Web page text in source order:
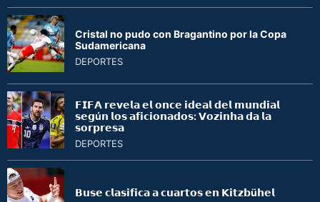
Cristal no pudo con Bragantino por la Copa
Sudamericana
DEPORTES
𝗙𝗜𝗙𝗔 𝗿𝗲𝘃𝗲𝗹𝗮 𝗲𝗹 𝗼𝗻𝗰𝗲 𝗶𝗱𝗲𝗮𝗹 𝗱𝗲𝗹 𝗺𝘂𝗻𝗱𝗶𝗮𝗹
𝘀𝗲𝗴ú𝗻 𝗹𝗼𝘀 𝗮𝗳𝗶𝗰𝗶𝗼𝗻𝗮𝗱𝗼𝘀: 𝗩𝗼𝘇𝗶𝗻𝗵𝗮 𝗱𝗮 𝗹𝗮
𝘀𝗼𝗿𝗽𝗿𝗲𝘀𝗮
DEPORTES
𝗕𝘂𝘀𝗲 𝗰𝗹𝗮𝘀𝗶𝗳𝗶𝗰𝗮 𝗮 𝗰𝘂𝗮𝗿𝘁𝗼𝘀 𝗲𝗻 𝗞𝗶𝘁𝘇𝗯ü𝗵𝗲𝗹